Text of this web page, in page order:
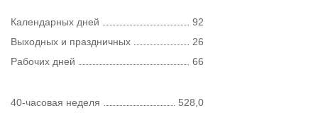
Календарных дней
92
Выходных и праздничных
26
Рабочих дней
66
40-часовая неделя 528,0